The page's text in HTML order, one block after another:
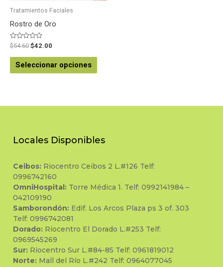
Tratamientos Faciales
Rostro de Oro
Valorado
en
0
de
$54.60 $42.00
Seleccionar opciones
Locales Disponibles
Ceibos: Riocentro Ceibos 2 L.#126 Telf:
0996742160
OmniHospital: Torre Médica 1. Telf: 0992141984 –
042109190
Samborondón: Edif. Los Arcos Plaza ps 3 of. 303
Telf: 0996742081
Dorado: Riocentro El Dorado L.#253 Telf:
0969545269
Sur: Riocentro Sur L.#84-85 Telf: 0961819012
Norte: Mall del Río L.#242 Telf: 0964077045